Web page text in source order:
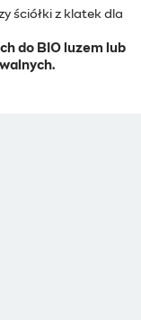
ściółki z klatek dla
do BIO luzem lub